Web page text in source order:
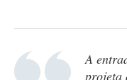
A
projeta